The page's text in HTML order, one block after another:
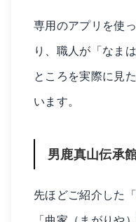
専用のアプリを使
り、職人が「なま
ところを実際に見
います。
男鹿真山伝承
先ほどご紹介した